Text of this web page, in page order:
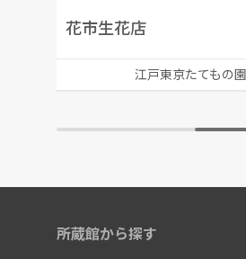
花市生花店
江戸東京たてもの園
所蔵館から探す